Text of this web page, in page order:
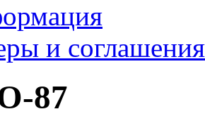
и соглашения
87